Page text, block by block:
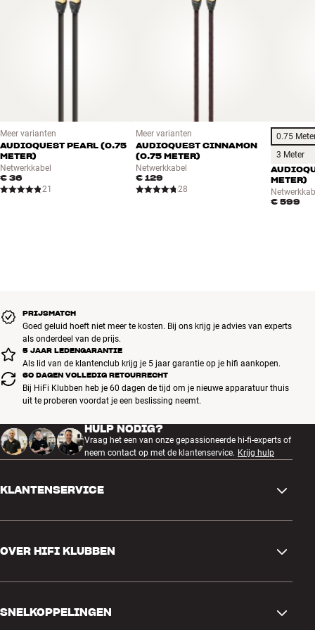
Meer varianten
AUDIOQUEST PEARL (0.75
METER)
Netwerkkabel
€ 36
21
Meer varianten
AUDIOQUEST CINNAMON
(0.75 METER)
Netwerkkabel
€ 129
28
0.75
3 Meter
METER)
€ 599
PRIJSMATCH
Goed geluid hoeft niet meer te kosten. Bij ons krijg je advies van experts
als onderdeel van de prijs.
5 JAAR LEDENGARANTIE
Als lid van de klantenclub krijg je 5 jaar garantie op je hifi aankopen.
60 DAGEN VOLLEDIG RETOURRECHT
Bij HiFi Klubben heb je 60 dagen de tijd om je nieuwe apparatuur thuis
uit te proberen voordat je een beslissing neemt.
HULP NODIG?
Vraag het een van onze gepassioneerde hi-fi-experts of
neem contact op met de klantenservice. Krijg hulp
KLANTENSERVICE
Vragen en antwoorden
Ruilen en retourneren
Bestelling herroepen
OVER HIFI KLUBBEN
Over ons
SNELKOPPELINGEN